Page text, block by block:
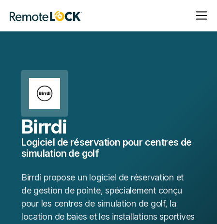
Page
d'accueil
Ouvrir
Fermer
Birrdi
Logiciel de réservation pour centres de
simulation de golf
Birrdi propose un logiciel de réservation et
de gestion de pointe, spécialement conçu
pour les centres de simulation de golf, la
location de baies et les installations sportives